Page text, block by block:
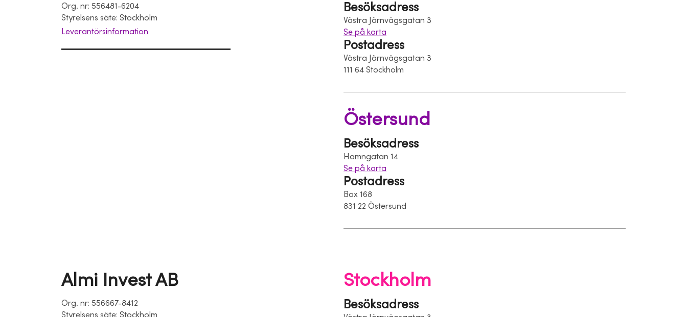
Org. nr: 556481-6204
Styrelsens säte: Stockholm
Leverantörsinformation
Besöksadress
Västra Järnvägsgatan 3
Se på karta
Postadress
Västra Järnvägsgatan 3
111 64 Stockholm
Östersund
Besöksadress
Hamngatan 14
Se på karta
Postadress
Box 168
831 22 Östersund
Almi Invest AB
Org. nr: 556667-8412
Styrelsens säte: Stockholm
Stockholm
Besöksadress